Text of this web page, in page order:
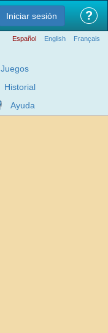
Iniciar sesión ?
Español English Français
Juegos
Historial
Ayuda